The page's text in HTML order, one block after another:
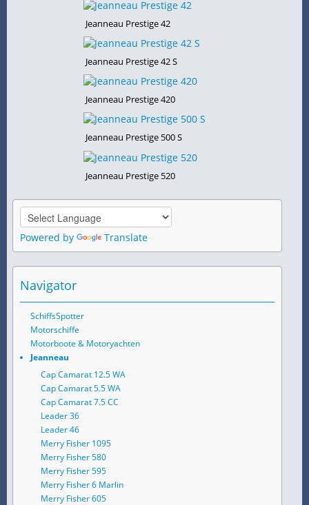
Jeanneau Prestige 42
Jeanneau Prestige 42 S
Jeanneau Prestige 420
Jeanneau Prestige 500 S
Jeanneau Prestige 520
Powered by Translate
Navigator
SchiffsSpotter
Motorschiffe
Motorboote & Motoryachten
Jeanneau
Cap Camarat 12.5 WA
Cap Camarat 5.5 WA
Cap Camarat 7.5 CC
Leader 36
Leader 46
Merry Fisher 1095
Merry Fisher 580
Merry Fisher 595
Merry Fisher 6 Marlin
Merry Fisher 605